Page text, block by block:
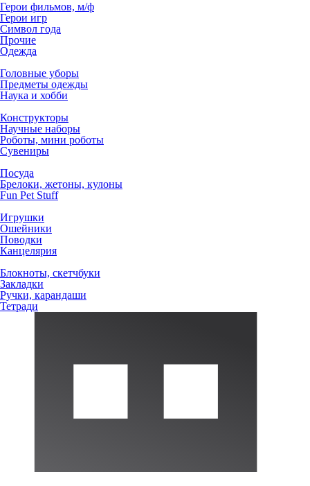
Герои фильмов, м/ф
Герои игр
Символ года
Прочие
Одежда
Головные уборы
Предметы одежды
Наука и хобби
Конструкторы
Научные наборы
Роботы, мини роботы
Сувениры
Посуда
Брелоки, жетоны, кулоны
Fun Pet Stuff
Игрушки
Ошейники
Поводки
Канцелярия
Блокноты, скетчбуки
Закладки
Ручки, карандаши
Тетради